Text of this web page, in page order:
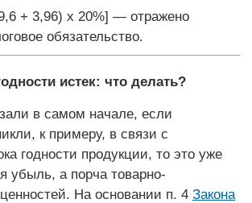
+ 3,96) х 20%] — отражено
обязательство.
истек: что делать?
в самом начале, если
к примеру, в связи с
годности продукции, то это уже
убыль, а порча товарно-
На основании п. 4 Закона